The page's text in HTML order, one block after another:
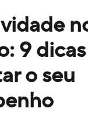
9
o seu